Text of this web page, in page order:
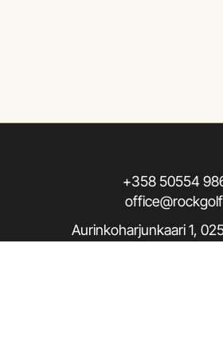
+358 50554
Aurinkoharjunkaari 1,